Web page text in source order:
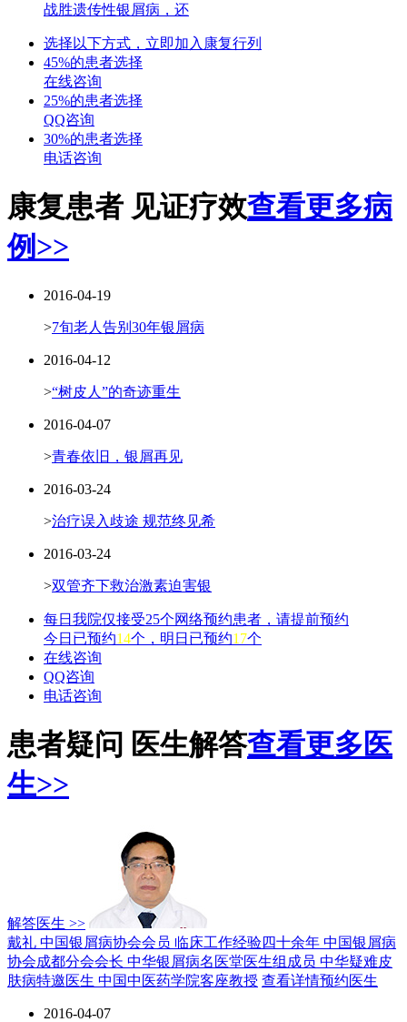
战胜遗传性银屑病，还
选择以下方式，立即加入康复行列
45%的患者选择
在线咨询
25%的患者选择
QQ咨询
30%的患者选择
电话咨询
康复患者 见证疗效查看更多病
例>>
2016-04-19
>7旬老人告别30年银屑病
2016-04-12
>“树皮人”的奇迹重生
2016-04-07
>青春依旧，银屑再见
2016-03-24
>治疗误入歧途 规范终见希
2016-03-24
>双管齐下救治激素迫害银
每日我院仅接受25个网络预约患者，请提前预约
今日已预约14个，明日已预约17个
在线咨询
QQ咨询
电话咨询
患者疑问 医生解答查看更多医
生>>
解答医生 >>
戴礼 中国银屑病协会会员 临床工作经验四十余年 中国银屑病
协会成都分会会长 中华银屑病名医堂医生组成员 中华疑难皮
肤病特邀医生 中国中医药学院客座教授 查看详情预约医生
2016-04-07